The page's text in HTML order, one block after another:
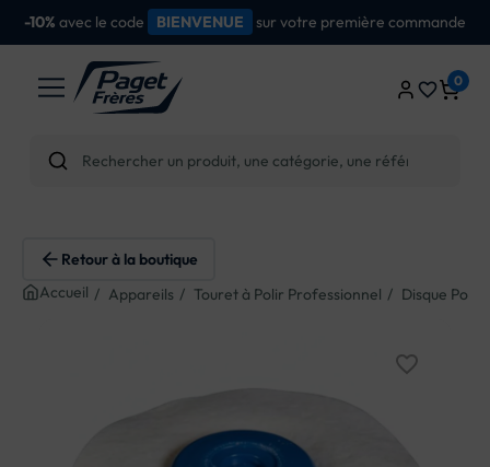
-10% avec le code BIENVENUE sur votre première commande
0
favorite_border
Retour à la boutique
Accueil
Appareils Touret à Polir Professionnel Disque
favorite_border